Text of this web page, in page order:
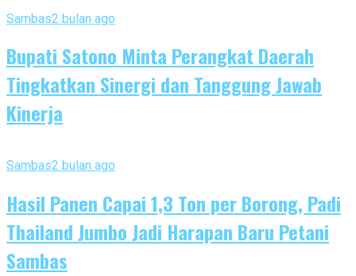
Sambas2 bulan ago
Bupati Satono Minta Perangkat Daerah
Tingkatkan Sinergi dan Tanggung Jawab
Kinerja
Sambas2 bulan ago
Hasil Panen Capai 1,3 Ton per Borong, Padi
Thailand Jumbo Jadi Harapan Baru Petani
Sambas